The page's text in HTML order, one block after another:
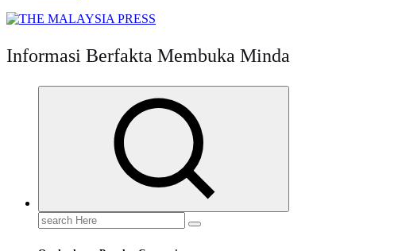
Informasi Berfakta Membuka Minda
Search
for: